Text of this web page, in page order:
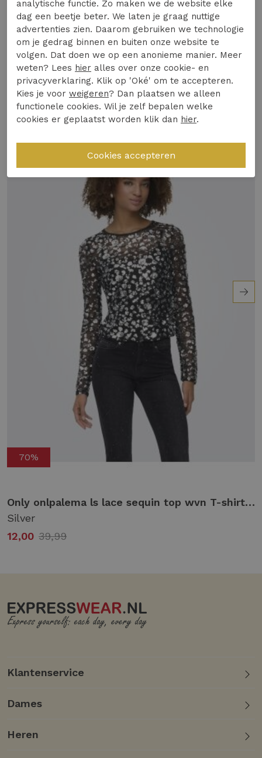
koude wintermaanden, biedt deze top niet
alleen stijl maar ook comfort.
Gemaakt van satijn voor een luxe uitstraling
en gevoel.
Perfect te combineren met zowel een nette
broek voor op kantoor als een casual jeans
voor een dagje uit.
De diepe V-hals voegt een vleugje elegantie
Specificaties
Winkelvoorraad
Gerelateerde producten
70%
Only onlpalema ls lace sequin top wvn T-shirt Lange mouw silver
Silver
12,00 39,99
Klantenservice
Dames
Heren
analytische functie. Zo maken we de website elke
dag een beetje beter. We laten je graag nuttige
advertenties zien. Daarom gebruiken we technologie
om je gedrag binnen en buiten onze website te
volgen. Dat doen we op een anonieme manier. Meer
weten? Lees hier alles over onze cookie- en
privacyverklaring. Klik op 'Oké' om te accepteren.
Kies je voor weigeren? Dan plaatsen we alleen
functionele cookies. Wil je zelf bepalen welke
cookies er geplaatst worden klik dan hier.